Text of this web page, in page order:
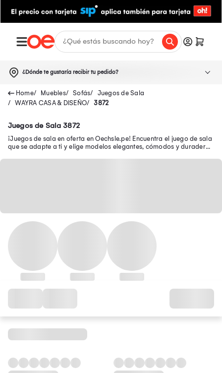
¿Dónde te gustaría recibir tu pedido?
Muebles Sofás
Juegos de Sala
WAYRA CASA & DISEÑO
3872
Juegos de Sala 3872
¡Juegos de sala en oferta en Oechsle.pe! Encuentra el juego de sala
que se adapte a ti y elige modelos elegantes, cómodos y duraderos